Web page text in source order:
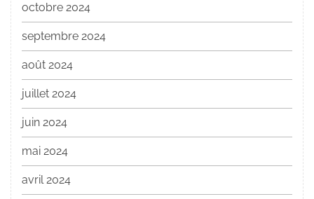
octobre 2024
septembre 2024
août 2024
juillet 2024
juin 2024
mai 2024
avril 2024